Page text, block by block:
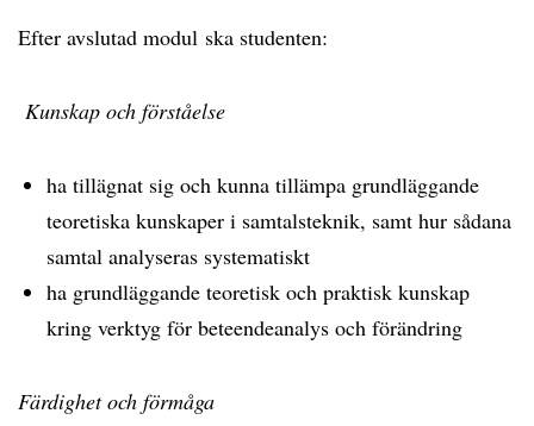
Efter avslutad modul ska studenten:
Kunskap och förståelse
ha tillägnat sig och kunna tillämpa grundläggande
teoretiska kunskaper i samtalsteknik, samt hur sådana
samtal analyseras systematiskt
ha grundläggande teoretisk och praktisk kunskap
kring verktyg för beteendeanalys och förändring
Färdighet och förmåga